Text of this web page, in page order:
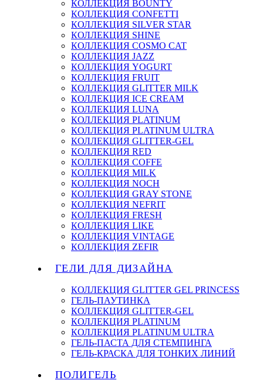
КОЛЛЕКЦИЯ BOUNTY
КОЛЛЕКЦИЯ CONFETTI
КОЛЛЕКЦИЯ SILVER STAR
КОЛЛЕКЦИЯ SHINE
КОЛЛЕКЦИЯ COSMO CAT
КОЛЛЕКЦИЯ JAZZ
КОЛЛЕКЦИЯ YOGURT
КОЛЛЕКЦИЯ FRUIT
КОЛЛЕКЦИЯ GLITTER MILK
КОЛЛЕКЦИЯ ICE CREAM
КОЛЛЕКЦИЯ LUNA
КОЛЛЕКЦИЯ PLATINUM
КОЛЛЕКЦИЯ PLATINUM ULTRA
КОЛЛЕКЦИЯ GLITTER-GEL
КОЛЛЕКЦИЯ RED
КОЛЛЕКЦИЯ COFFE
КОЛЛЕКЦИЯ MILK
КОЛЛЕКЦИЯ NOCH
КОЛЛЕКЦИЯ GRAY STONE
КОЛЛЕКЦИЯ NEFRIT
КОЛЛЕКЦИЯ FRESH
КОЛЛЕКЦИЯ LIKE
КОЛЛЕКЦИЯ VINTAGE
КОЛЛЕКЦИЯ ZEFIR
ГЕЛИ ДЛЯ ДИЗАЙНА
КОЛЛЕКЦИЯ GLITTER GEL PRINCESS
ГЕЛЬ-ПАУТИНКА
КОЛЛЕКЦИЯ GLITTER-GEL
КОЛЛЕКЦИЯ PLATINUM
КОЛЛЕКЦИЯ PLATINUM ULTRA
ГЕЛЬ-ПАСТА ДЛЯ СТЕМПИНГА
ГЕЛЬ-КРАСКА ДЛЯ ТОНКИХ ЛИНИЙ
ПОЛИГЕЛЬ